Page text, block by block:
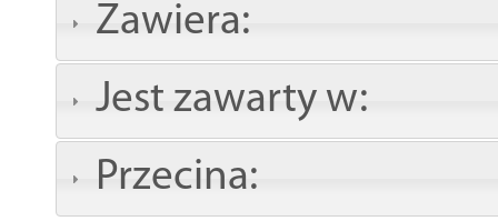
Zawiera:
Jest zawarty w:
Przecina: